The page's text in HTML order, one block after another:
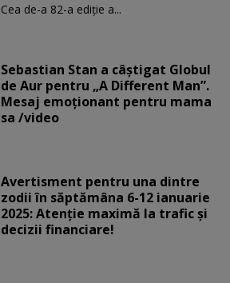
Cea de-a 82-a ediție a...
Sebastian Stan a câștigat Globul
de Aur pentru „A Different Man”.
Mesaj emoționant pentru mama
sa /video
Avertisment pentru una dintre
zodii în săptămâna 6-12 ianuarie
2025: Atenție maximă la trafic și
decizii financiare!